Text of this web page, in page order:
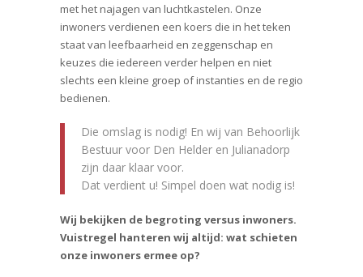
met het najagen van luchtkastelen. Onze
inwoners verdienen een koers die in het teken
staat van leefbaarheid en zeggenschap en
keuzes die iedereen verder helpen en niet
slechts een kleine groep of instanties en de regio
bedienen.
Die omslag is nodig! En wij van Behoorlijk
Bestuur voor Den Helder en Julianadorp
zijn daar klaar voor.
Dat verdient u! Simpel doen wat nodig is!
Wij bekijken de begroting versus inwoners.
Vuistregel hanteren wij altijd: wat schieten
onze inwoners ermee op?